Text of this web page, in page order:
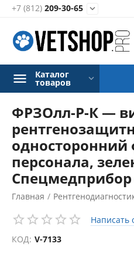
+7 (812) 209-30-65 
Каталог
товаров
ФРЗОлл-Р-К —
односторонний
персонала,
Спецмедприбор
Главная /
Рентгенозащитная одежда /
Написать
КОД: V-7133